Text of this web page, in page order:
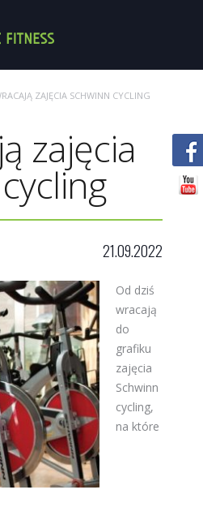
ZAJĘCIA SCHWINN CYCLING
zajęcia
21.09.2022
Od dziś
wracają
do
grafiku
zajęcia
Schwinn
cycling,
na które